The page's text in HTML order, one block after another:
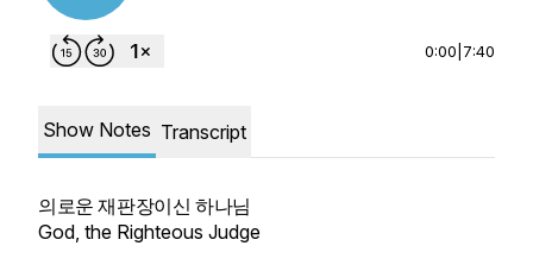
0:00 7:40
Show Notes Transcript
의로운 재판장이신 하나님
God, the Righteous Judge